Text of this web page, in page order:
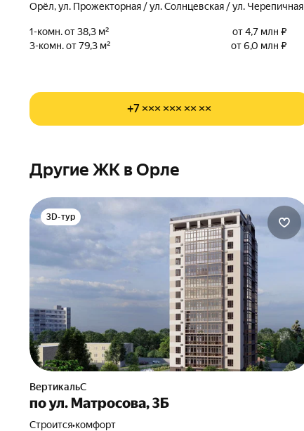
Орёл, ул. Прожекторная / ул. Солнцевская / ул. Черепичная
1-комн. от 38,3 м²
от 4,7 млн ₽
3-комн. от 79,3 м²
от 6,0 млн ₽
+7 ××× ××× ×× ××
Другие ЖК в Орле
3D-тур
ВертикальС
по ул. Матросова, 3Б
Строится•комфорт